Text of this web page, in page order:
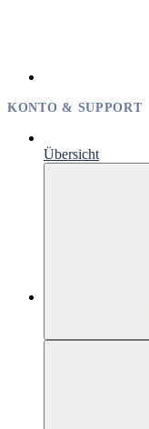
KONTO & SUPPORT
Übersicht